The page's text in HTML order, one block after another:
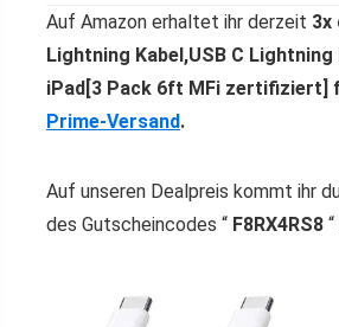
Auf Amazon erhaltet ihr derzeit 3x
Lightning Kabel,USB C Lightning
iPad[3 Pack 6ft MFi zertifiziert]
Prime-Versand.
Auf unseren Dealpreis kommt ihr
des Gutscheincodes “ F8RX4RS8